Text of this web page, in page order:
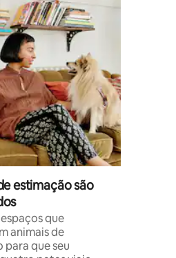
estimação são
que
animais de
para que seu